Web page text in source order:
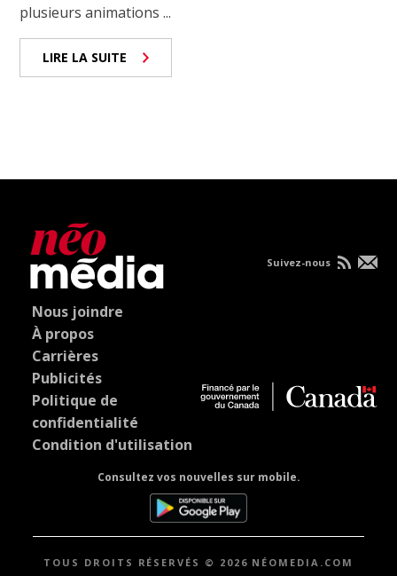
plusieurs animations ...
LIRE LA SUITE
Nous joindre
À propos
Carrières
Publicités
Politique de
confidentialité
Condition d'utilisation
Consultez vos nouvelles sur mobile.
Suivez-nous
TOUS DROITS RÉSERVÉS © 2026 NÉOMEDIA.COM